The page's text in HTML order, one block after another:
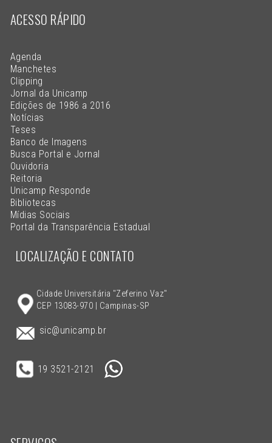
ACESSO RÁPIDO
Agenda
Manchetes
Clipping
Jornal da Unicamp
Edições de 1986 a 2016
Notícias
Teses
Banco de Imagens
Busca Portal e Jornal
Ouvidoria
Reitoria
Unicamp Responde
Bibliotecas
Mídias Sociais
Portal da Transparência Estadual
LOCALIZAÇÃO E CONTATO
Cidade Universitária "Zeferino Vaz"
CEP 13083-970 | Campinas-SP
sic@unicamp.br
19 3521-2121